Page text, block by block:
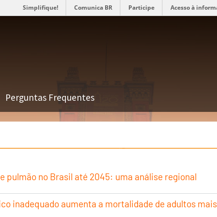
Simplifique! Comunica BR Participe Acesso à
Perguntas Frequentes
pulmão no Brasil até 2045: uma análise regional
inadequado aumenta a mortalidade de adultos